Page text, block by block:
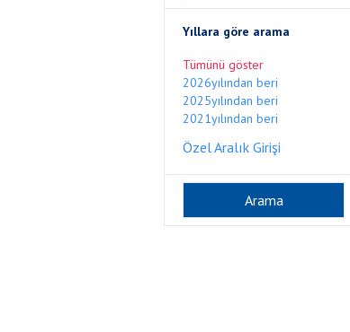
Yıllara göre arama
Tümünü göster
2026yılından beri
2025yılından beri
2021yılından beri
Özel Aralık Girişi